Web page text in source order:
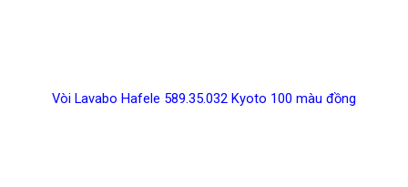
Vòi Lavabo Hafele 589.35.032 Kyoto 100 màu đồng